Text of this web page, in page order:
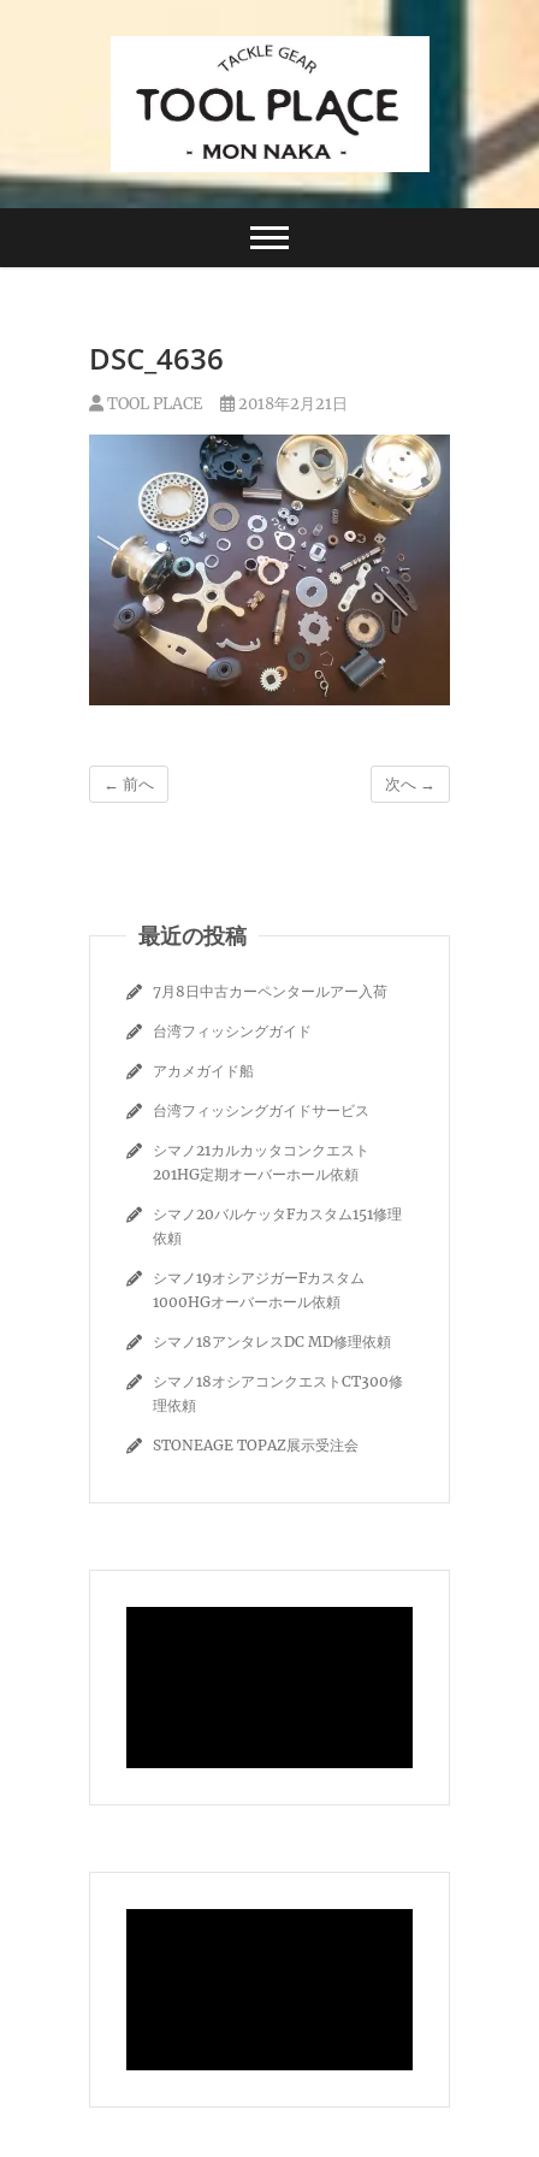
TACKLE GEAR
TOOL PLACE ツー
小さなルアーフィッシングショップ「ツールプレイ
ス」が門前仲町に近日オープン！
DSC_4636
TOOL PLACE 2018年2月21日
← 前へ 次へ →
最近の投稿
7月8日中古カーペンタールアー入荷
台湾フィッシングガイド
アカメガイド船
台湾フィッシングガイドサービス
シマノ21カルカッタコンクエスト
201HG定期オーバーホール依頼
シマノ20バルケッタFカスタム151修理
依頼
シマノ19オシアジガーFカスタム
1000HGオーバーホール依頼
シマノ18アンタレスDC MD修理依頼
シマノ18オシアコンクエストCT300修
理依頼
STONEAGE TOPAZ展示受注会